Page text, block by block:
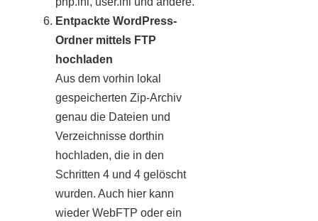
Entpackte WordPress-
Ordner mittels FTP
hochladen
Aus dem vorhin lokal
gespeicherten Zip-Archiv
genau die Dateien und
Verzeichnisse dorthin
hochladen, die in den
Schritten 4 und 4 gelöscht
wurden. Auch hier kann
wieder WebFTP oder ein